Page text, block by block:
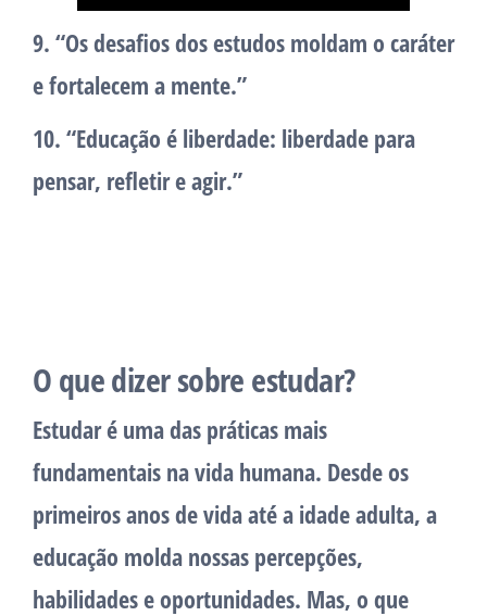
9. “Os desafios dos estudos moldam o caráter
e fortalecem a mente.”
10. “Educação é liberdade: liberdade para
pensar, refletir e agir.”
O que dizer sobre estudar?
Estudar é uma das práticas mais
fundamentais na vida humana. Desde os
primeiros anos de vida até a idade adulta, a
educação molda nossas percepções,
habilidades e oportunidades. Mas, o que